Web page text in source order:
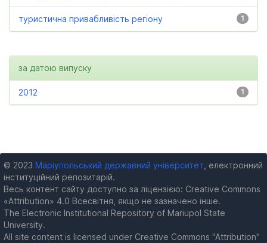
1
туристична привабливість регіону
за датою випуску
1
2012
© 2023 Маріупольський державний університет , електронний
інституційний репозитарій.
Весь контент сайту доступно за ліцензією: Creative Commons
«Attribution» 4.0 Всесвітня, якщо не зазначено інше.
The Electronic Institutional Repository of Mariupol State
University.
All site content is licensed under Creative Commons "Attribution"